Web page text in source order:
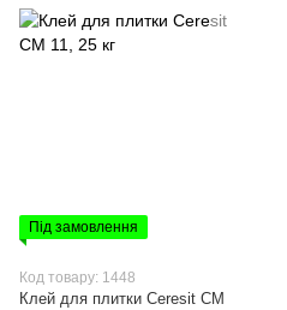
Під замовлення
Код товару: 1448
Клей для плитки Ceresit СМ